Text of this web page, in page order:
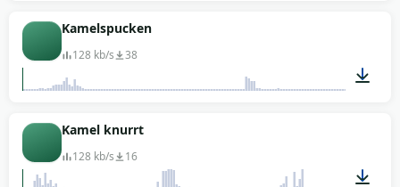
Kamelspucken
128 kb/s 38
Kamel knurrt
128 kb/s 16